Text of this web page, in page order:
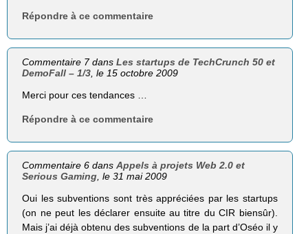
Répondre à ce commentaire
Commentaire 7 dansLes startups de TechCrunch 50 et
DemoFall – 1/3 , le 15 octobre 2009
Merci pour ces tendances …
Répondre à ce commentaire
Commentaire 6 dansAppels à projets Web 2.0 et
Serious Gaming , le 31 mai 2009
Oui les subventions sont très appréciées par les startups
(on ne peut les déclarer ensuite au titre du CIR biensûr).
Mais j’ai déjà obtenu des subventions de la part d’Oséo il y